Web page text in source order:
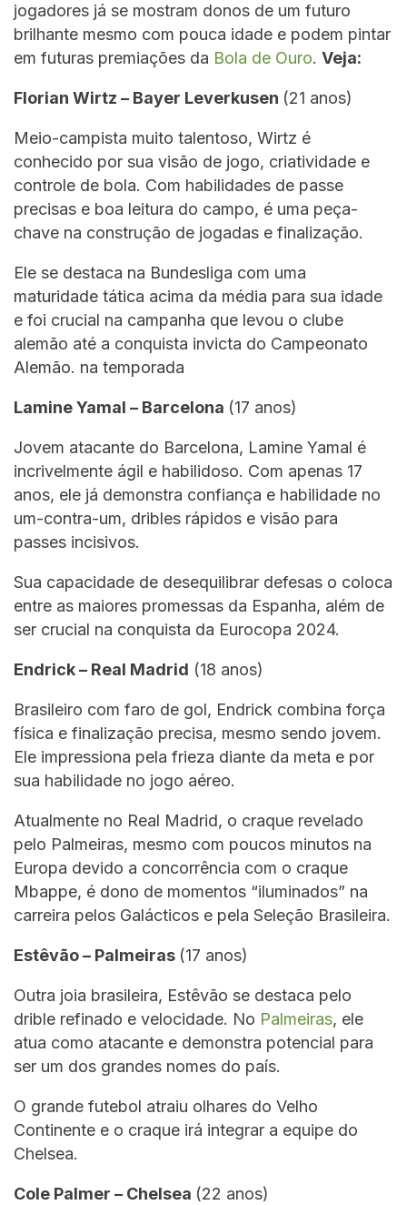
jogadores já se mostram donos de um futuro
brilhante mesmo com pouca idade e podem pintar
em futuras premiações da Bola de Ouro. Veja:
Florian Wirtz – Bayer Leverkusen (21 anos)
Meio-campista muito talentoso, Wirtz é
conhecido por sua visão de jogo, criatividade e
controle de bola. Com habilidades de passe
precisas e boa leitura do campo, é uma peça-
chave na construção de jogadas e finalização.
Ele se destaca na Bundesliga com uma
maturidade tática acima da média para sua idade
e foi crucial na campanha que levou o clube
alemão até a conquista invicta do Campeonato
Alemão. na temporada
Lamine Yamal – Barcelona (17 anos)
Jovem atacante do Barcelona, Lamine Yamal é
incrivelmente ágil e habilidoso. Com apenas 17
anos, ele já demonstra confiança e habilidade no
um-contra-um, dribles rápidos e visão para
passes incisivos.
Sua capacidade de desequilibrar defesas o coloca
entre as maiores promessas da Espanha, além de
ser crucial na conquista da Eurocopa 2024.
Endrick – Real Madrid (18 anos)
Brasileiro com faro de gol, Endrick combina força
física e finalização precisa, mesmo sendo jovem.
Ele impressiona pela frieza diante da meta e por
sua habilidade no jogo aéreo.
Atualmente no Real Madrid, o craque revelado
pelo Palmeiras, mesmo com poucos minutos na
Europa devido a concorrência com o craque
Mbappe, é dono de momentos “iluminados” na
carreira pelos Galácticos e pela Seleção Brasileira.
Estêvão – Palmeiras (17 anos)
Outra joia brasileira, Estêvão se destaca pelo
drible refinado e velocidade. No Palmeiras, ele
atua como atacante e demonstra potencial para
ser um dos grandes nomes do país.
O grande futebol atraiu olhares do Velho
Continente e o craque irá integrar a equipe do
Chelsea.
Cole Palmer – Chelsea (22 anos)